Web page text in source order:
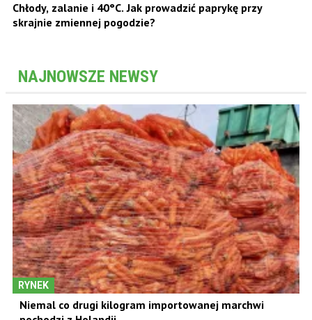
Chłody, zalanie i 40°C. Jak prowadzić paprykę przy
skrajnie zmiennej pogodzie?
NAJNOWSZE NEWSY
RYNEK
Niemal co drugi kilogram importowanej marchwi